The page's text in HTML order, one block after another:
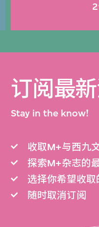
订阅最新
Stay in the know!
收取M+与西九
探索M+杂志的
选择你希望收取
随时取消订阅